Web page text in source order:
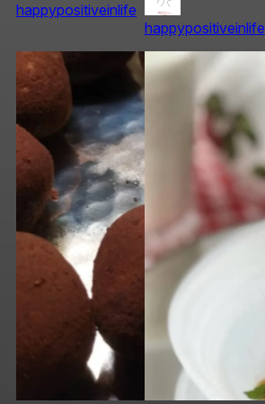
happypositiveinlife
happypositiveinlife